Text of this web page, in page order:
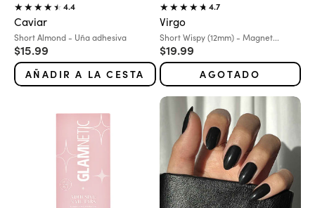
4.4
Caviar
Variante:
Short Almond - Uña adhesiva
Precio de oferta
$15.99
AÑADIR A LA CESTA
4.7
Virgo
Variante:
Short Wispy (12mm) - Magnet...
Precio de oferta
$19.99
AGOTADO